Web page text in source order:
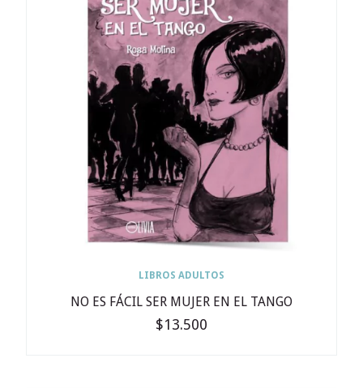
LIBROS ADULTOS
NO ES FÁCIL SER MUJER EN EL TANGO
$13.500